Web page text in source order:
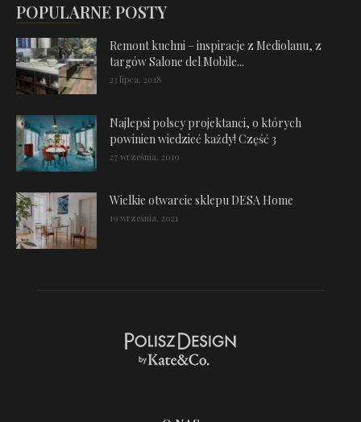
POPULARNE POSTY
Remont kuchni – inspiracje z Mediolanu, z
targów Salone del Mobile...
23 lipca, 2018
Najlepsi polscy projektanci, o których
powinien wiedzieć każdy! Część 3
27 września, 2019
Wielkie otwarcie sklepu DESA Home
19 września, 2021